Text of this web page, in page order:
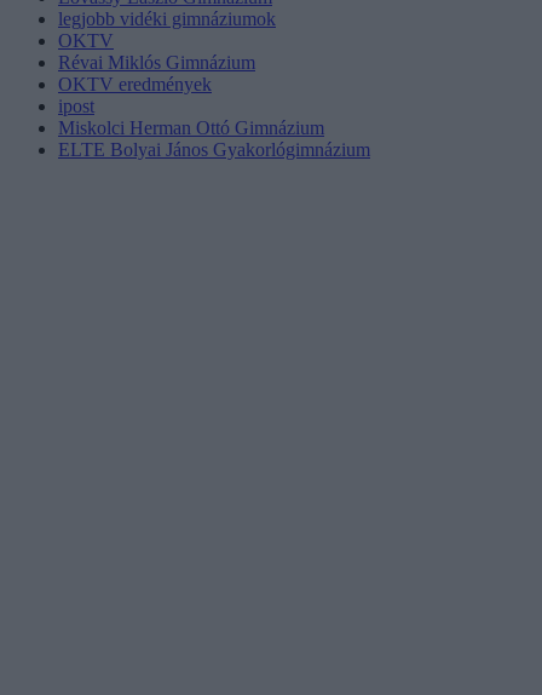
legjobb vidéki gimnáziumok
OKTV
Révai Miklós Gimnázium
OKTV eredmények
ipost
Miskolci Herman Ottó Gimnázium
ELTE Bolyai János Gyakorlógimnázium